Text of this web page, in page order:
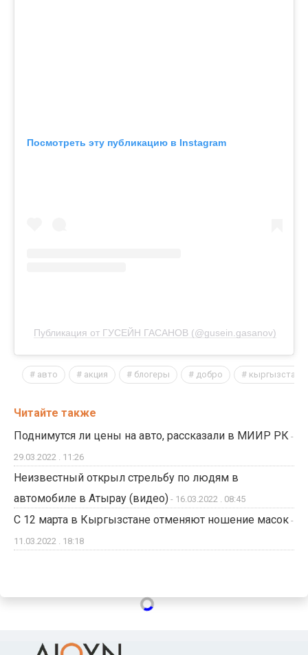
Посмотреть эту публикацию в Instagram
Публикация от ГУСЕЙН ГАСАНОВ (@gusein.gasanov)
авто акция блогеры добро кыргызстан
Читайте также
Поднимутся ли цены на авто, рассказали в МИИР РК -
29.03.2022 . 11:26
Неизвестный открыл стрельбу по людям в
автомобиле в Атырау (видео) - 16.03.2022 . 08:45
С 12 марта в Кыргызстане отменяют ношение масок -
11.03.2022 . 18:18